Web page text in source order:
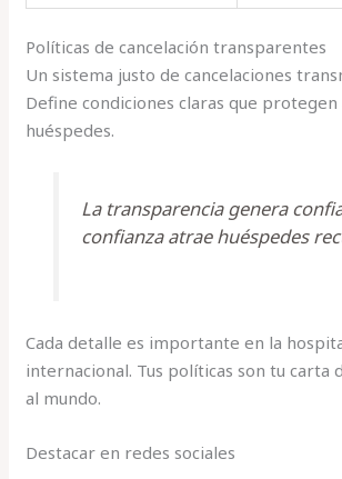
Políticas de cancelación transparentes
Un sistema justo de cancelaciones
Define condiciones claras que
huéspedes.
La transparencia genera
confianza atrae huéspedes
Cada detalle es importante en la
internacional. Tus políticas son tu carta
al mundo.
Destacar en redes sociales